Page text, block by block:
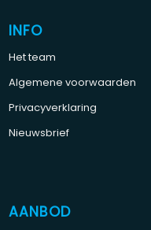
INFO
Het team
Algemene voorwaarden
Privacyverklaring
Nieuwsbrief
AANBOD